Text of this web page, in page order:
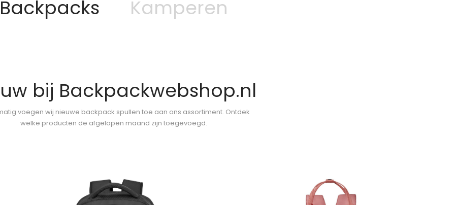
Backpacks Kamperen
bij Backpackwebshop.nl
voegen wij nieuwe backpack spullen toe aan ons assortiment. Ontdek
welke producten de afgelopen maand zijn toegevoegd.